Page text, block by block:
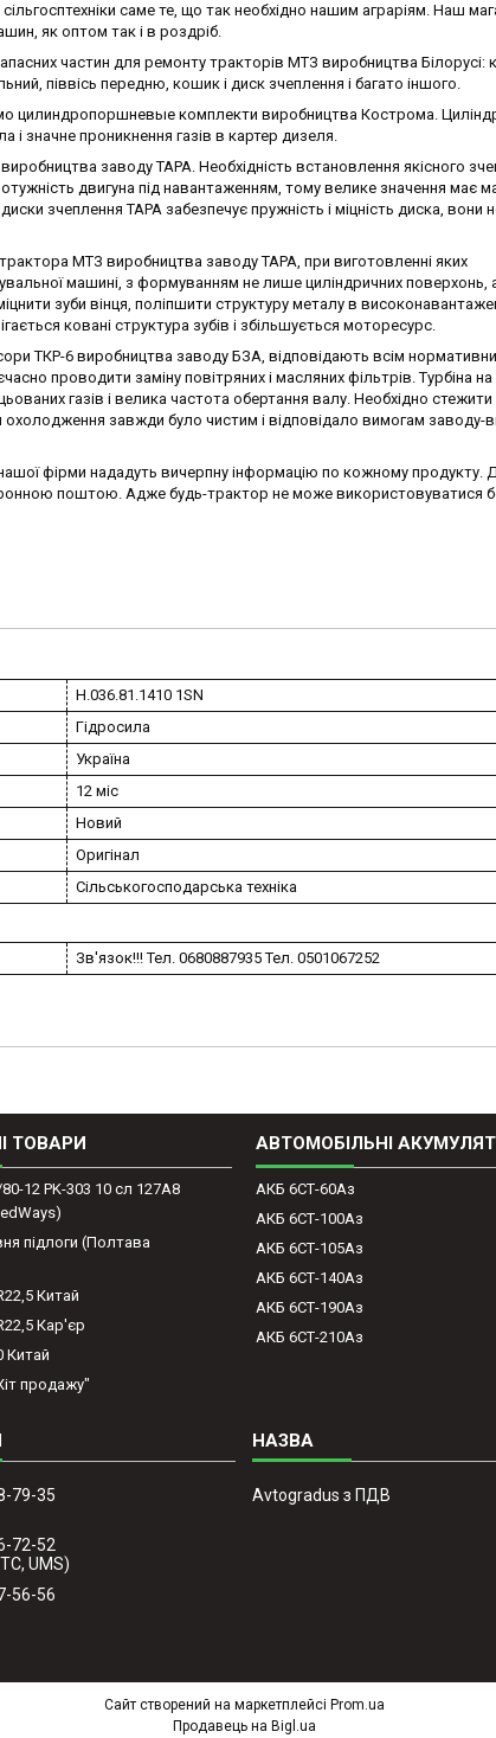
саме те, що так необхідно нашим аграріям. Наш
як оптом так і в роздріб.
частин для ремонту тракторів МТЗ виробництва Білорусі:
піввісь передню, кошик і диск зчеплення і багато іншого.
цилиндропоршневые комплекти виробництва Кострома.
і значне проникнення газів в картер дизеля.
заводу ТАРА. Необхідність встановлення якісного
двигуна під навантаженням, тому велике значення має
зчеплення ТАРА забезпечує пружність і міцність диска, вони
МТЗ виробництва заводу ТАРА, при виготовленні яких
машині, з формуванням не лише циліндричних поверхонь,
зуби вінця, поліпшити структуру металу в
ковані структура зубів і збільшується моторесурс.
ТКР-6 виробництва заводу БЗА, відповідають всім
проводити заміну повітряних і масляних фільтрів. Турбіна на
газів і велика частота обертання валу. Необхідно стежити
завжди було чистим і відповідало вимогам заводу-
фірми нададуть вичерпну інформацію по кожному продукту.
поштою. Адже будь-трактор не може використовуватися
Н.036.81.1410 1SN
Гідросила
Україна
12 міс
Новий
Оригінал
Сільськогосподарська техніка
Зв'язок!!! Тел. 0680887935 Тел. 0501067252
ТОВАРИ
12 PK-303 10 сл 127A8
підлоги (Полтава
Китай
Кар'єр
Китай
продажу"
АВТОМОБІЛЬНІ
АКБ 6СТ-60Аз
АКБ 6СТ-100Аз
АКБ 6СТ-105Аз
АКБ 6СТ-140Аз
АКБ 6СТ-190Аз
АКБ 6СТ-210Аз
79-35
72-52
UMS)
56-56
Avtogradus з ПДВ
Сайт створений на маркетплейсі Prom.ua
Продавець на Bigl.ua